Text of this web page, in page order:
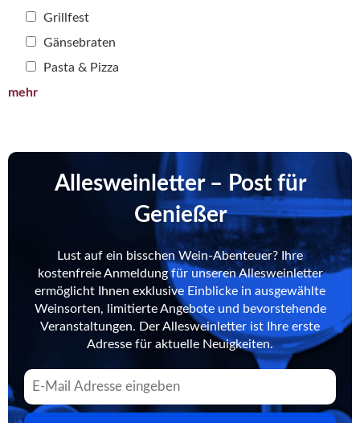
Grillfest
Gänsebraten
Pasta & Pizza
mehr
Allesweinletter – Post für
Genießer
Lust auf ein bisschen Wein-Abenteuer? Ihre
kostenfreie Anmeldung für unseren Allesweinletter
ermöglicht Ihnen exklusive Einblicke in ausgewählte
Weinsorten, limitierte Angebote und bevorstehende
Veranstaltungen. Der Allesweinletter ist Ihre erste
Adresse für aktuelle Neuigkeiten.